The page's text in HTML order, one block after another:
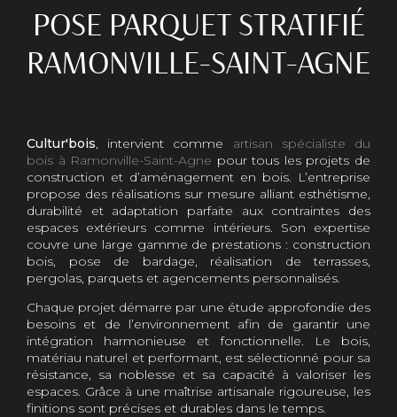
POSE PARQUET STRATIFIÉ
RAMONVILLE-SAINT-AGNE
Cultur'bois, intervient comme artisan spécialiste du
bois à Ramonville-Saint-Agne pour tous les projets de
construction et d’aménagement en bois. L’entreprise
propose des réalisations sur mesure alliant esthétisme,
durabilité et adaptation parfaite aux contraintes des
espaces extérieurs comme intérieurs. Son expertise
couvre une large gamme de prestations : construction
bois, pose de bardage, réalisation de terrasses,
pergolas, parquets et agencements personnalisés.
Chaque projet démarre par une étude approfondie des
besoins et de l’environnement afin de garantir une
intégration harmonieuse et fonctionnelle. Le bois,
matériau naturel et performant, est sélectionné pour sa
résistance, sa noblesse et sa capacité à valoriser les
espaces. Grâce à une maîtrise artisanale rigoureuse, les
finitions sont précises et durables dans le temps.